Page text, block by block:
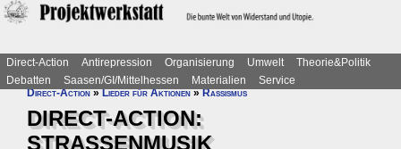
Direct-Action Antirepression Organisierung Umwelt
Theorie&Politik
Debatten
Saasen/GI/Mittelhessen Materialien
Service
Direct-Action»Lieder für Aktionen»Rassismus
DIRECT-ACTION:
STRASSENMUSIK